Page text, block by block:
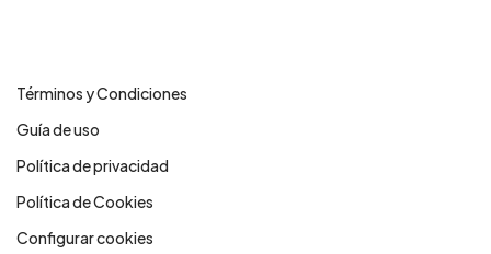
Términos y Condiciones
Guía de uso
Política de privacidad
Política de Cookies
Configurar cookies